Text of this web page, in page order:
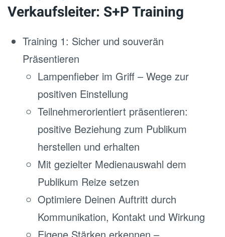
Verkaufsleiter: S+P Training
Training 1: Sicher und souverän
Präsentieren
Lampenfieber im Griff – Wege zur
positiven Einstellung
Teilnehmerorientiert präsentieren:
positive Beziehung zum Publikum
herstellen und erhalten
Mit gezielter Medienauswahl dem
Publikum Reize setzen
Optimiere Deinen Auftritt durch
Kommunikation, Kontakt und Wirkung